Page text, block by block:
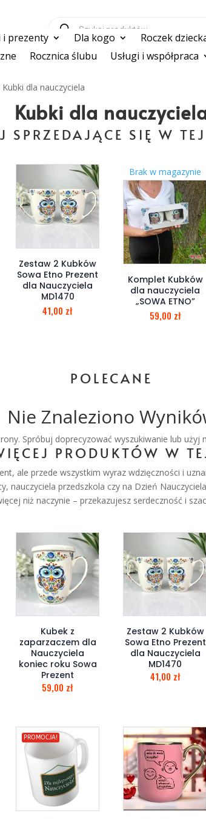
produktów
i prezenty Dla kogo Roczek
Rocznica ślubu Usługi i współpraca
dla nauczyciela
Kubki dla
SPRZEDAJĄCE SIĘ W
Zestaw 2 Kubków
Sowa Etno Prezent
dla Nauczyciela
MD1470
41,00 zł
Brak w magazynie
Komplet Kubków
dla nauczyciela
„SOWA ETNO”
59,00 zł
POLECANE
Nie Znaleziono
Spróbuj doprecyzować wyszukiwanie lub użyj
PRODUKTÓW W
ale przede wszystkim wyraz wdzięczności i
nauczyciela przedszkola czy na Dzień
niż naczynie – przekazujesz serdeczność i
Kubek z
zaparzaczem dla
Nauczyciela
koniec roku Sowa
Prezent
59,00 zł
Zestaw 2 Kubków
Sowa Etno Prezent
dla Nauczyciela
MD1470
41,00 zł
PROMOCJA!